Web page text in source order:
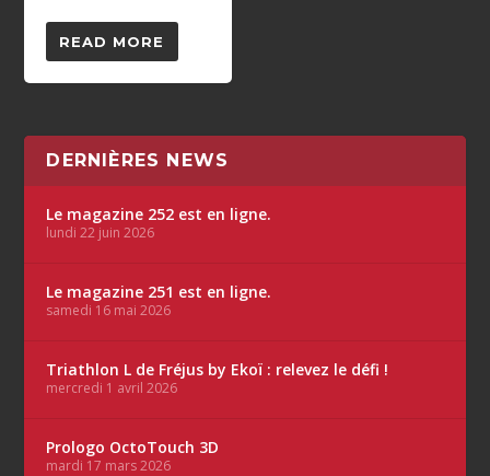
READ MORE
DERNIÈRES NEWS
Le magazine 252 est en ligne.
lundi 22 juin 2026
Le magazine 251 est en ligne.
samedi 16 mai 2026
Triathlon L de Fréjus by Ekoï : relevez le défi !
mercredi 1 avril 2026
Prologo OctoTouch 3D
mardi 17 mars 2026